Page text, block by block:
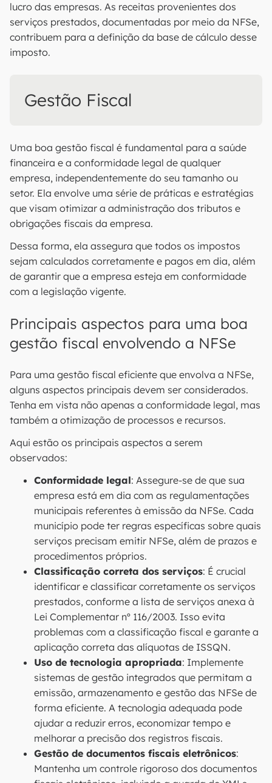
lucro das empresas. As receitas provenientes dos
serviços prestados, documentadas por meio da NFSe,
contribuem para a definição da base de cálculo desse
imposto.
Gestão Fiscal
Uma boa gestão fiscal é fundamental para a saúde
financeira e a conformidade legal de qualquer
empresa, independentemente do seu tamanho ou
setor. Ela envolve uma série de práticas e estratégias
que visam otimizar a administração dos tributos e
obrigações fiscais da empresa.
Dessa forma, ela assegura que todos os impostos
sejam calculados corretamente e pagos em dia, além
de garantir que a empresa esteja em conformidade
com a legislação vigente.
Principais aspectos para uma boa
gestão fiscal envolvendo a NFSe
Para uma gestão fiscal eficiente que envolva a NFSe,
alguns aspectos principais devem ser considerados.
Tenha em vista não apenas a conformidade legal, mas
também a otimização de processos e recursos.
Aqui estão os principais aspectos a serem
observados:
Conformidade legal: Assegure-se de que sua
empresa está em dia com as regulamentações
municipais referentes à emissão da NFSe. Cada
município pode ter regras específicas sobre quais
serviços precisam emitir NFSe, além de prazos e
procedimentos próprios.
Classificação correta dos serviços: É crucial
identificar e classificar corretamente os serviços
prestados, conforme a lista de serviços anexa à
Lei Complementar nº 116/2003. Isso evita
problemas com a classificação fiscal e garante a
aplicação correta das alíquotas de ISSQN.
Uso de tecnologia apropriada: Implemente
sistemas de gestão integrados que permitam a
emissão, armazenamento e gestão das NFSe de
forma eficiente. A tecnologia adequada pode
ajudar a reduzir erros, economizar tempo e
melhorar a precisão dos registros fiscais.
Gestão de documentos fiscais eletrônicos:
Mantenha um controle rigoroso dos documentos